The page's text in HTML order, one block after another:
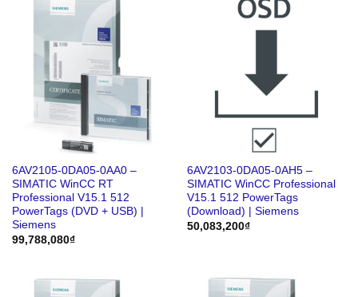
6AV2105-0DA05-0AA0 –
SIMATIC WinCC RT
Professional V15.1 512
PowerTags (DVD + USB) |
Siemens
99,788,080₫
6AV2103-0DA05-0AH5 –
SIMATIC WinCC Professional
V15.1 512 PowerTags
(Download) | Siemens
50,083,200₫